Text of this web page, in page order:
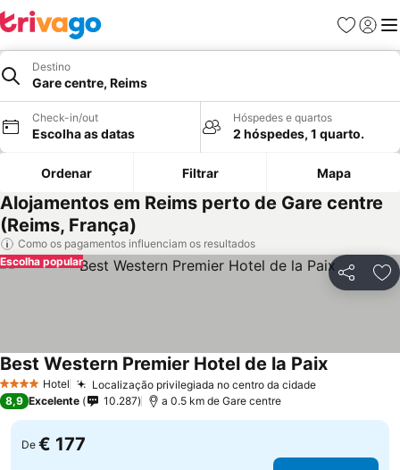
Favoritos
Iniciar
Destino
Gare centre, Reims
Check-in/out
Escolha as datas
Hóspedes e quartos
2 hóspedes, 1 quarto.
Ordenar Filtrar Mapa
Alojamentos em Reims perto de Gare centre
(Reims, França)
Como os pagamentos influenciam os resultados
Partilhar
Escolha popular
4 EstrelasHotel Localização privilegiada no centro da cidade
Best Western Premier Hotel de la Paix
8,9 Excelente 10.287 a 0.5 km de Gare centre
De € 177